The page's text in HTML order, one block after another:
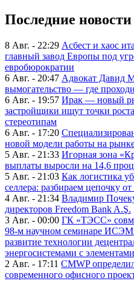
Последние новости
8 Авг. - 22:29 Асбест и хаос
главный завод Европы под
евробюрократии
6 Авг. - 20:47 Адвокат Давид
вымогательство — где
6 Авг. - 19:57 Ирак — новый
застройщики ищут точки
стереотипам
6 Авг. - 17:20
новой модели работы на
5 Авг. - 21:33 Игорная зона
выплаты выросли на 14,6
5 Авг. - 21:03 Как логистика
селлера: разбираем цепочку
4 Авг. - 21:34 Владимир
директоров Freedom Bank A.Ş.
3 Авг. - 00:00 ГК «ТЭСС»
98-м научном семинаре
развитие технологии
энергосистемами с
2 Авг. - 17:11 CMWP
современного офисного